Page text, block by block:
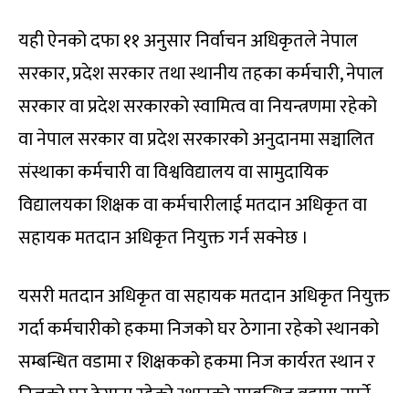
यही ऐनको दफा ११ अनुसार निर्वाचन अधिकृतले नेपाल
सरकार, प्रदेश सरकार तथा स्थानीय तहका कर्मचारी, नेपाल
सरकार वा प्रदेश सरकारको स्वामित्व वा नियन्त्रणमा रहेको
वा नेपाल सरकार वा प्रदेश सरकारको अनुदानमा सञ्चालित
संस्थाका कर्मचारी वा विश्वविद्यालय वा सामुदायिक
विद्यालयका शिक्षक वा कर्मचारीलाई मतदान अधिकृत वा
सहायक मतदान अधिकृत नियुक्त गर्न सक्नेछ ।
यसरी मतदान अधिकृत वा सहायक मतदान अधिकृत नियुक्त
गर्दा कर्मचारीको हकमा निजको घर ठेगाना रहेको स्थानको
सम्बन्धित वडामा र शिक्षकको हकमा निज कार्यरत स्थान र